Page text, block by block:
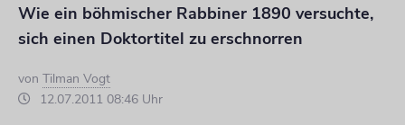
Wie ein böhmischer Rabbiner 1890 versuchte,
sich einen Doktortitel zu erschnorren
von Tilman Vogt
12.07.2011 08:46 Uhr